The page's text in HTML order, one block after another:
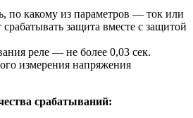
по какому из параметров — ток или
защита вместе с защитой
реле — не более 0,03 сек.
измерения напряжения
срабатываний: